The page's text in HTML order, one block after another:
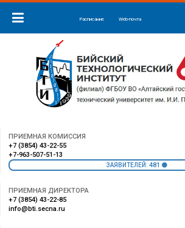
Расписание Web-почта
ПРИЕМНАЯ КОМИССИЯ
+7 (3854) 43-22-55
+7-963-507-51-13
ЗАЯВИТЕЛЕЙ: 481
ПРИЕМНАЯ ДИРЕКТОРА
+7 (3854) 43-22-85
info@bti.secna.ru